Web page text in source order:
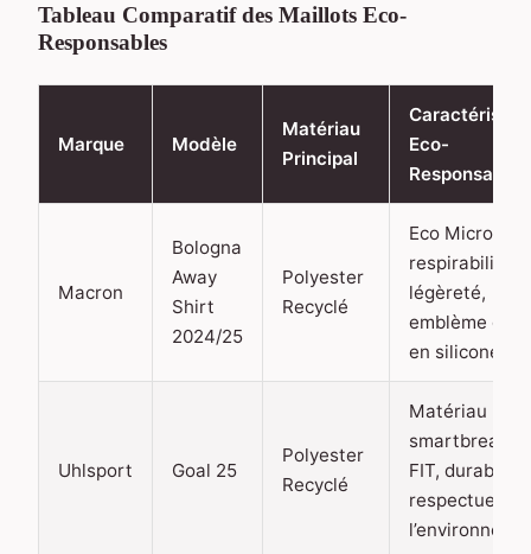
Tableau Comparatif des Maillots Eco-
Responsables
Marque Modèle
Matériau
Principal
Eco-
Responsables
Macron
Bologna
Away
Shirt
2024/25
Polyester
Recyclé
Eco
respirabilité
légèreté,
emblème du
en silicone
Uhlsport Goal 25
Polyester
Recyclé
Matériau
FIT, durable et
respectueux